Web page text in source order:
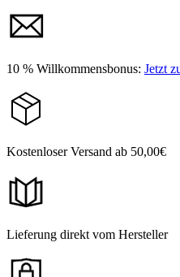
10 % Willkommensbonus: Jetzt
Kostenloser Versand ab 50,00€
Lieferung direkt vom Hersteller